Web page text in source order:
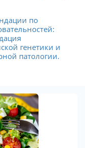
по
генетики и
патологии.